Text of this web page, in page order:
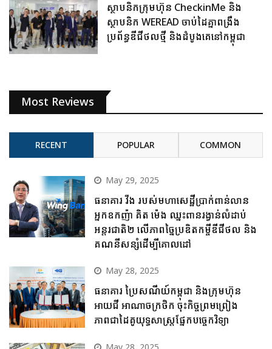
ស្ថាបនិកក្រុមហ៊ុន CheckinMe និង
ស្ថាបនិក WEREAD ចាប់ដៃគ្នាពង្រឹង
ប្រព័ន្ធឌីជីថលថ្មី និងដំបូងគេនៅកម្ពុជា
Most Reviews
RECENT POPULAR COMMON
May 29, 2025
ធនាគារ វីង របស់មហាសេដ្ឋីប្រាក់ពាន់លាន
អ្នកឧកញ៉ា គិត ម៉េង ឈ្នះពានរង្វាន់លំដាប់
អន្តរជាតិ២ លើភាពច្នៃប្រឌិតកម្ចីឌីជីថល និង
គណនីសន្សំដើម្បីគោលដៅ
May 28, 2025
ធនាគារ ប្រៃសណីយ៍កម្ពុជា និងក្រុមហ៊ុន
អាយជី អាណាចក្រថិក ចុះកិច្ចព្រមព្រៀង
ភាពជាដៃគូយុទ្ធសាស្ត្រផ្នែកបច្ចេកវិទ្យា
May 28, 2025